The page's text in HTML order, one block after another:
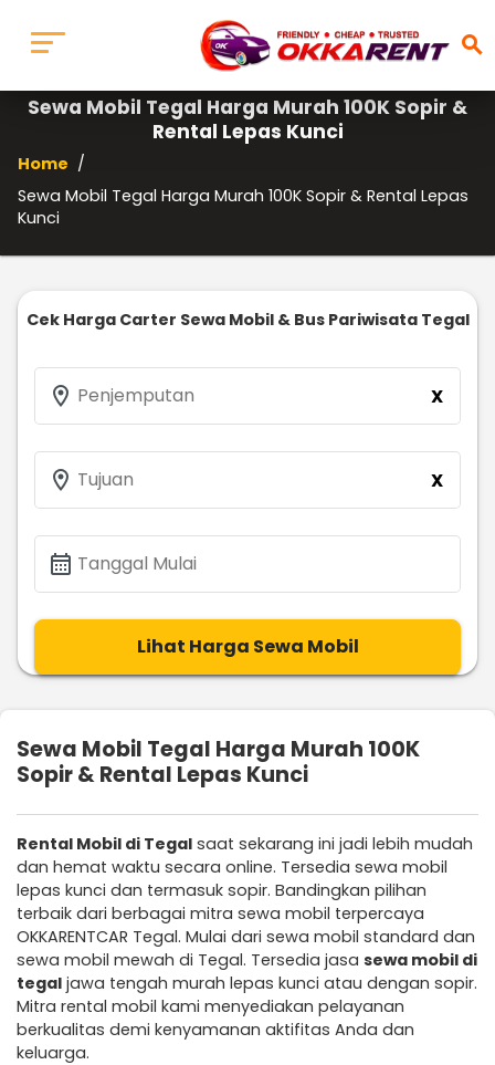
search
Sewa Mobil Tegal Harga Murah 100K Sopir &
Rental Lepas Kunci
Home /
Sewa Mobil Tegal Harga Murah 100K Sopir & Rental Lepas
Kunci
Cek Harga Carter Sewa Mobil & Bus Pariwisata Tegal
location_on Penjemputan X
location_on Tujuan X
calendar_month Tanggal Mulai
Lihat Harga Sewa Mobil
Sewa Mobil Tegal Harga Murah 100K
Sopir & Rental Lepas Kunci
Rental Mobil di Tegal saat sekarang ini jadi lebih mudah
dan hemat waktu secara online. Tersedia sewa mobil
lepas kunci dan termasuk sopir. Bandingkan pilihan
terbaik dari berbagai mitra sewa mobil terpercaya
OKKARENTCAR Tegal. Mulai dari sewa mobil standard dan
sewa mobil mewah di Tegal. Tersedia jasa sewa mobil di
tegal jawa tengah murah lepas kunci atau dengan sopir.
Mitra rental mobil kami menyediakan pelayanan
berkualitas demi kenyamanan aktifitas Anda dan
keluarga.